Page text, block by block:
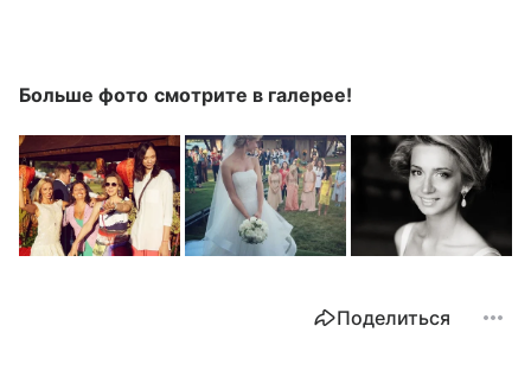
Больше фото смотрите в галерее!
Поделиться